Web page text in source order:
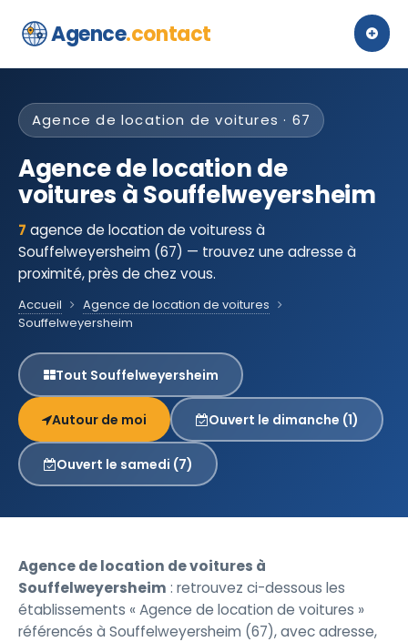
Agence.contact
Agence de location de voitures · 67
Agence de location de
voitures à Souffelweyersheim
7 agence de location de voituress à
Souffelweyersheim (67) — trouvez une adresse à
proximité, près de chez vous.
Accueil
Agence de location de voitures
Souffelweyersheim
Tout Souffelweyersheim
Autour de moi Ouvert le dimanche (1)
Ouvert le samedi (7)
Agence de location de voitures à
Souffelweyersheim : retrouvez ci-dessous les
établissements « Agence de location de voitures »
référencés à Souffelweyersheim (67), avec adresse,